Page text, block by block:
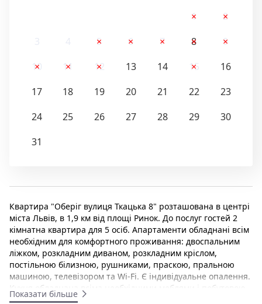
1
2
5 6 7 8
9
10
11 12 13 14 15
16
17
18 19 20 21 22
23
24
25 26 27 28 29
30
31
Квартира "Оберіг вулиця Ткацька 8" розташована в центрі
міста Львів, в 1,9 км від площі Ринок. До послуг гостей 2
кімнатна квартира для 5 осіб. Апартаменти обладнані всім
необхідним для комфортного проживання: двоспальним
ліжком, розкладним диваном, розкладним кріслом,
постільною білизною, рушниками, праскою, пральною
машиною, телевізором та Wi-Fi. Є індивідуальне опалення.
Кухня обладнана всіма необхідними меблями і побутовою
технікою для самостійного приготування їжі. Квартира
Показати більше